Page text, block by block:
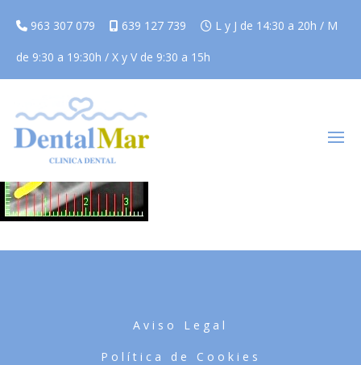
963 307 079 639 127 739 L y J de 14:30 a 20h / M
de 9:30 a 19:30h / X y V de 9:30 a 15h
Aviso Legal
Política de Cookies